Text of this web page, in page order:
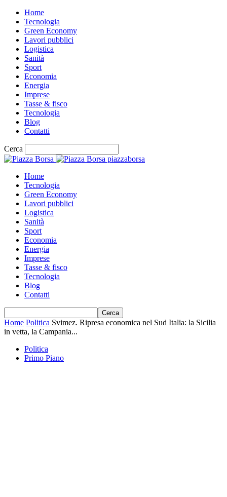
Home
Tecnologia
Green Economy
Lavori pubblici
Logistica
Sanità
Sport
Economia
Energia
Imprese
Tasse & fisco
Tecnologia
Blog
Contatti
Cerca
piazzaborsa
Home
Tecnologia
Green Economy
Lavori pubblici
Logistica
Sanità
Sport
Economia
Energia
Imprese
Tasse & fisco
Tecnologia
Blog
Contatti
Home Politica Svimez. Ripresa economica nel Sud Italia: la Sicilia
in vetta, la Campania...
Politica
Primo Piano